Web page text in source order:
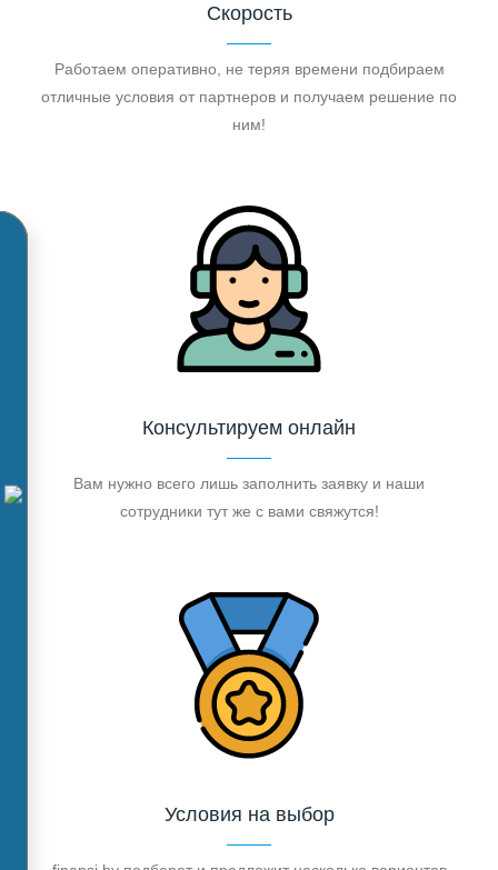
Скорость
Работаем оперативно, не теряя времени подбираем
отличные условия от партнеров и получаем решение по
ним!
Консультируем онлайн
Вам нужно всего лишь заполнить заявку и наши
сотрудники тут же с вами свяжутся!
Условия на выбор